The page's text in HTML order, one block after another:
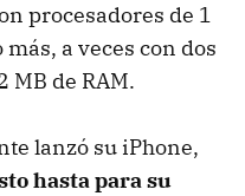
procesadores de 1
a veces con dos
MB de RAM.
lanzó su iPhone,
hasta para su